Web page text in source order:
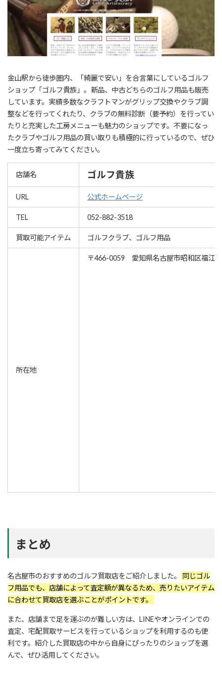
金山駅から徒歩圏内、「綺麗で安い」を合言葉にしているゴルフ
ショップ「ゴルフ貴族」。新品、中古どちらのゴルフ用品も販売
しています。実績多数なクラフトマンがグリップ交換やクラブ調
整などを行ってくれたり、クラブの無料診断（要予約）を行ってい
たりと充実した工房メニューも魅力のショップです。不要になっ
たクラブやゴルフ用品の買い取りも積極的に行っているので、ぜひ
一度立ち寄ってみてください。
店舗名 ゴルフ貴族
URL 公式ホームページ
TEL 052-882-3518
買取可能アイテム ゴルフクラブ、ゴルフ用品
所在地
〒466-0059 愛知県名古屋市昭和区福江
まとめ
名古屋市のおすすめのゴルフ買取店をご紹介しました。
同じゴル
フ用品でも、店舗によって査定額が異なるため、売りたいアイテム
に合わせて買取店を選ぶことがポイントです。
また、店舗まで足を運ぶのが難しい方は、LINEやオンラインでの
査定、宅配買取サービスを行っているショップを利用するのも便
利です。紹介した買取店の中から自身にぴったりのショップを選
んで、ぜひ活用してください。